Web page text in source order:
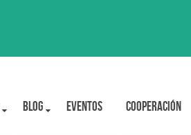
BLOG Eventos Cooperación